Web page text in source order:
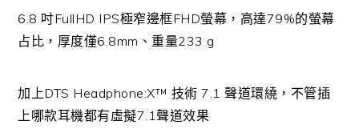
6.8 吋FullHD IPS極窄邊框FHD螢幕，高達79%的螢幕
占比，厚度僅6.8mm、重量233 g
加上DTS Headphone:X™ 技術 7.1 聲道環繞，不管插
上哪款耳機都有虛擬7.1聲道效果